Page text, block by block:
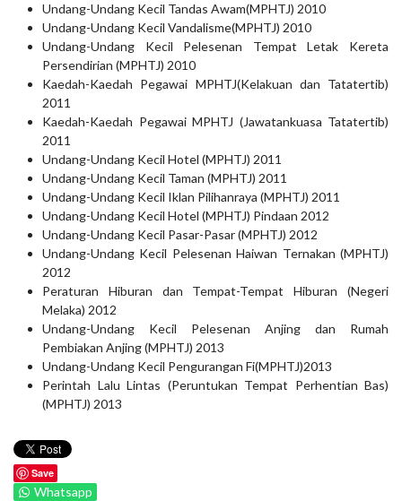
Undang-Undang Kecil Tandas Awam(MPHTJ) 2010
Undang-Undang Kecil Vandalisme(MPHTJ) 2010
Undang-Undang Kecil Pelesenan Tempat Letak Kereta
Persendirian (MPHTJ) 2010
Kaedah-Kaedah Pegawai MPHTJ(Kelakuan dan Tatatertib)
2011
Kaedah-Kaedah Pegawai MPHTJ (Jawatankuasa Tatatertib)
2011
Undang-Undang Kecil Hotel (MPHTJ) 2011
Undang-Undang Kecil Taman (MPHTJ) 2011
Undang-Undang Kecil Iklan Pilihanraya (MPHTJ) 2011
Undang-Undang Kecil Hotel (MPHTJ) Pindaan 2012
Undang-Undang Kecil Pasar-Pasar (MPHTJ) 2012
Undang-Undang Kecil Pelesenan Haiwan Ternakan (MPHTJ)
2012
Peraturan Hiburan dan Tempat-Tempat Hiburan (Negeri
Melaka) 2012
Undang-Undang Kecil Pelesenan Anjing dan Rumah
Pembiakan Anjing (MPHTJ) 2013
Undang-Undang Kecil Pengurangan Fi(MPHTJ)2013
Perintah Lalu Lintas (Peruntukan Tempat Perhentian Bas)
(MPHTJ) 2013
Save
Whatsapp